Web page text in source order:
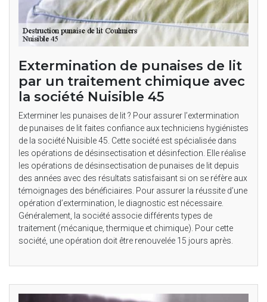
Extermination de punaises de lit
par un traitement chimique avec
la société Nuisible 45
Exterminer les punaises de lit ? Pour assurer l’extermination
de punaises de lit faites confiance aux techniciens hygiénistes
de la société Nuisible 45. Cette société est spécialisée dans
les opérations de désinsectisation et désinfection. Elle réalise
les opérations de désinsectisation de punaises de lit depuis
des années avec des résultats satisfaisant si on se réfère aux
témoignages des bénéficiaires. Pour assurer la réussite d’une
opération d’extermination, le diagnostic est nécessaire.
Généralement, la société associe différents types de
traitement (mécanique, thermique et chimique). Pour cette
société, une opération doit être renouvelée 15 jours après.